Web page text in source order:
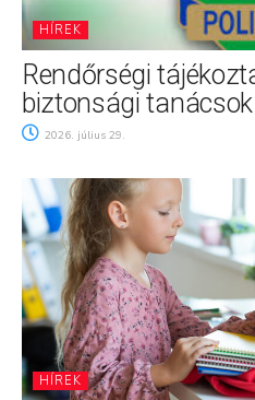
HÍREK
Rendőrségi
biztonsági tanácsok
2026. július 29.
HÍREK